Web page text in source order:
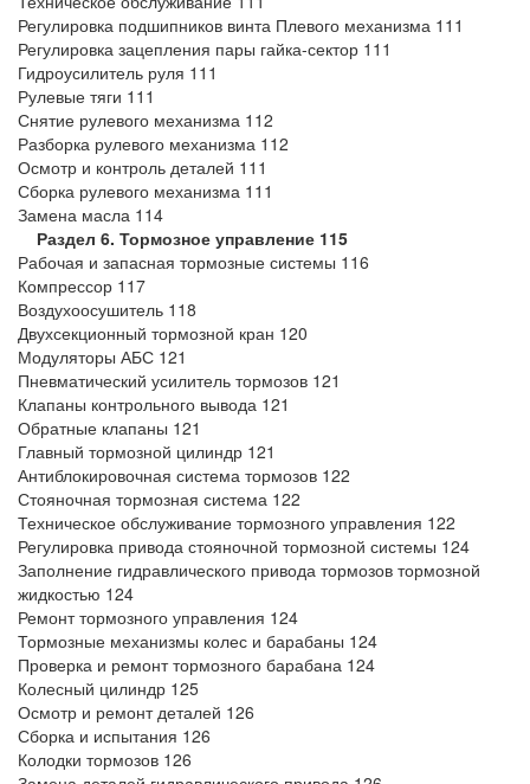
Регулировка подшипников винта Плевого механизма 111
Регулировка зацепления пары гайка-сектор 111
Гидроусилитель руля 111
Рулевые тяги 111
Снятие рулевого механизма 112
Разборка рулевого механизма 112
Осмотр и контроль деталей 111
Сборка рулевого механизма 111
Замена масла 114
Раздел 6. Тормозное управление 115
Рабочая и запасная тормозные системы 116
Компрессор 117
Воздухоосушитель 118
Двухсекционный тормозной кран 120
Модуляторы АБС 121
Пневматический усилитель тормозов 121
Клапаны контрольного вывода 121
Обратные клапаны 121
Главный тормозной цилиндр 121
Антиблокировочная система тормозов 122
Стояночная тормозная система 122
Техническое обслуживание тормозного управления 122
Регулировка привода стояночной тормозной системы 124
Заполнение гидравлического привода тормозов тормозной
жидкостью 124
Ремонт тормозного управления 124
Тормозные механизмы колес и барабаны 124
Проверка и ремонт тормозного барабана 124
Колесный цилиндр 125
Осмотр и ремонт деталей 126
Сборка и испытания 126
Колодки тормозов 126